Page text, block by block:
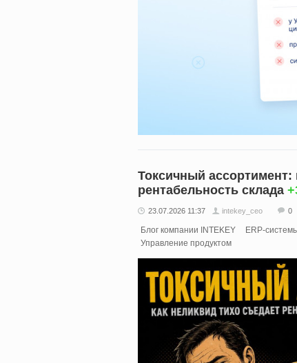
Токсичный ассортимент:
рентабельность склада
23.07.2026 11:37 intekey_ceo 0
Блог компании INTEKEY ERP-
Управление продуктом